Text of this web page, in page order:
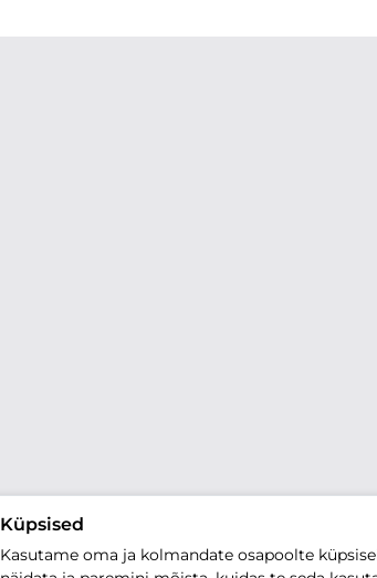
Küpsised
Kasutame oma ja kolmandate osapoolte